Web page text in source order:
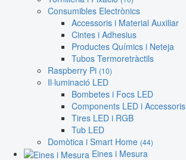
Consumibles Electrònics
Accessoris i Material Auxiliar
Cintes i Adhesius
Productes Químics i Neteja
Tubos Termoretràctils
Raspberry Pi (10)
Il·luminació LED
Bombetes i Focs LED
Components LED i Accessoris
Tires LED i RGB
Tub LED
Domòtica i Smart Home (44)
Eines i Mesura